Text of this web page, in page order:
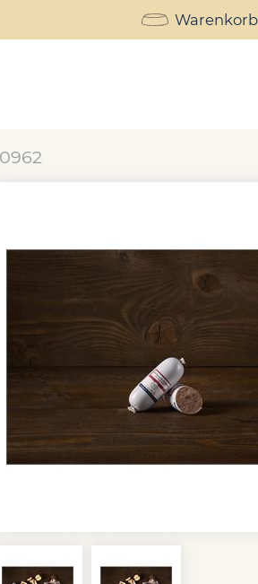
Warenkorb
Swiss Rind mit Bio Kartoffelstock -
Swiss Rind